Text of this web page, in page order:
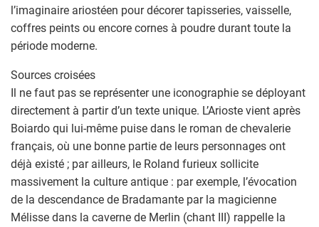
l’imaginaire ariostéen pour décorer tapisseries, vaisselle,
coffres peints ou encore cornes à poudre durant toute la
période moderne.
Sources croisées
Il ne faut pas se représenter une iconographie se déployant
directement à partir d’un texte unique. L’Arioste vient après
Boiardo qui lui-même puise dans le roman de chevalerie
français, où une bonne partie de leurs personnages ont
déjà existé ; par ailleurs, le Roland furieux sollicite
massivement la culture antique : par exemple, l’évocation
de la descendance de Bradamante par la magicienne
Mélisse dans la caverne de Merlin (chant III) rappelle la